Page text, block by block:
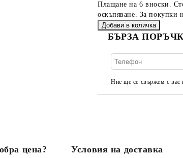
Плащане на 6 вноски.
оскъпяване. За покупки
БЪРЗА
Ние ще се свържем с вас
цена? Условия на доставка